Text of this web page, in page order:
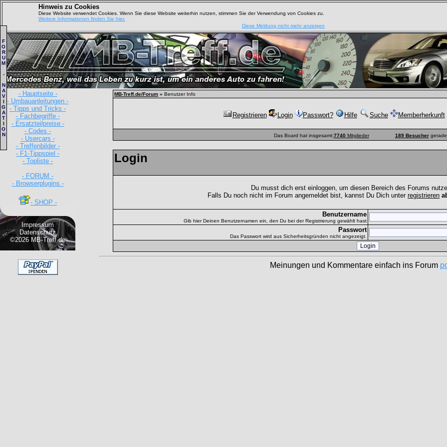
Hinweis zu Cookies
Diese Website verwendet Cookies. Wenn Sie diese Website weiterhin nutzen, stimmen Sie der Verwendung von Cookies zu.
Weitere Informationen finden Sie hier.
Diese Meldung nicht mehr anzeigen
- Hauptseite -
- Umbauanleitungen -
- Tipps und Tricks -
- Fachbegriffe -
- Ersatzteilpreise -
- Codes -
- Usercars -
- Treffenbilder -
- F1-Tippspiel -
- Topliste -
- FORUM -
- Browserplugins -
- SHOP -
Impressum
Datenschutz
©2026 MB-Treff.de
F
O
R
U
M
-
N
A
V
I
G
A
T
I
O
N
MB-Treff.de/Forum » Benutzer Info
Registrieren Login Passwort? Hilfe Suche Memberherkunft
Das Board hat insgesamt:7740 Mitglieder 189 Besuchergerade
Login
Du musst dich erst einloggen, um diesen Bereich des Forums
Falls Du noch nicht im Forum angemeldet bist, kannst Du Dich unter registrieren
Benutzername
Gib hier Deinen Benutzernamen ein, den Du bei der Registrierung gewählt hast
Passwort
Das Passwort wird aus Sicherheitsgründen nicht angezeigt.
Meinungen und Kommentare einfach ins Forum